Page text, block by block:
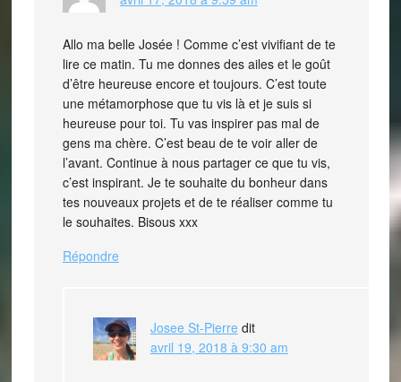
Allo ma belle Josée ! Comme c’est vivifiant de te
lire ce matin. Tu me donnes des ailes et le goût
d’être heureuse encore et toujours. C’est toute
une métamorphose que tu vis là et je suis si
heureuse pour toi. Tu vas inspirer pas mal de
gens ma chère. C’est beau de te voir aller de
l’avant. Continue à nous partager ce que tu vis,
c’est inspirant. Je te souhaite du bonheur dans
tes nouveaux projets et de te réaliser comme tu
le souhaites. Bisous xxx
Répondre
Josee St-Pierre dit
avril 19, 2018 à 9:30 am